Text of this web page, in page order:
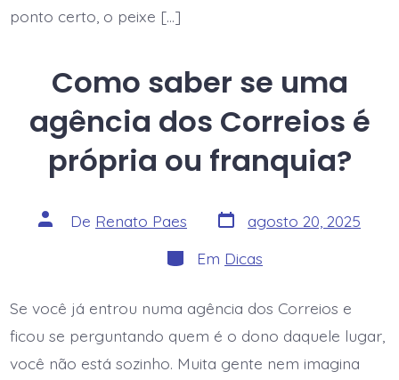
ponto certo, o peixe […]
Como saber se uma
agência dos Correios é
própria ou franquia?
Autor
do
De Renato Paes Data
do
agosto 20, 2025
Categorias
Em Dicas
Se você já entrou numa agência dos Correios e
ficou se perguntando quem é o dono daquele lugar,
você não está sozinho. Muita gente nem imagina